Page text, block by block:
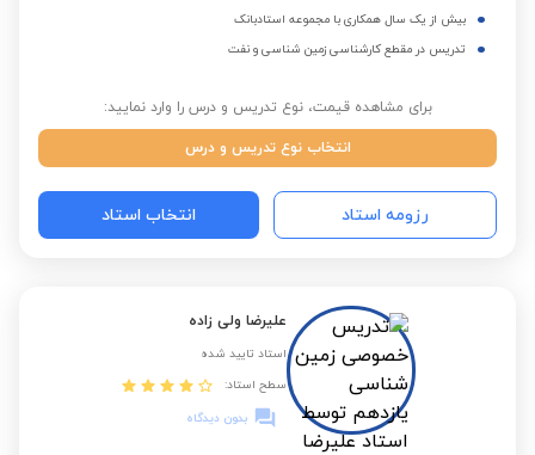
بیش از یک سال همکاری با مجموعه استادبانک
تدریس در مقطع کارشناسی زمین شناسی و نفت
برای مشاهده قیمت، نوع تدریس و درس را وارد نمایید:
انتخاب نوع تدریس و درس
رزومه استاد انتخاب استاد
علیرضا ولی زاده
استاد تایید شده
سطح استاد:
بدون دیدگاه